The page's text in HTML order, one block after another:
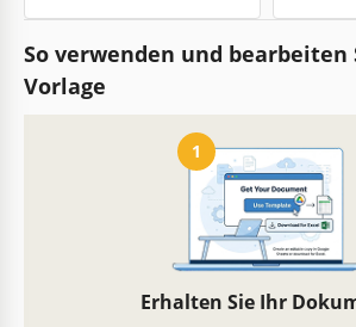
So verwenden und bearbeiten
Vorlage
1
Erhalten Sie Ihr